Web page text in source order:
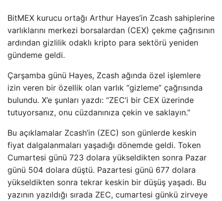
BitMEX kurucu ortağı Arthur Hayes’in Zcash sahiplerine
varlıklarını merkezi borsalardan (CEX) çekme çağrısının
ardından gizlilik odaklı kripto para sektörü yeniden
gündeme geldi.
Çarşamba günü Hayes, Zcash ağında özel işlemlere
izin veren bir özellik olan varlık “gizleme” çağrısında
bulundu. X’e şunları yazdı: “ZEC’i bir CEX üzerinde
tutuyorsanız, onu cüzdanınıza çekin ve saklayın.”
Bu açıklamalar Zcash’in (ZEC) son günlerde keskin
fiyat dalgalanmaları yaşadığı dönemde geldi. Token
Cumartesi günü 723 dolara yükseldikten sonra Pazar
günü 504 dolara düştü. Pazartesi günü 677 dolara
yükseldikten sonra tekrar keskin bir düşüş yaşadı. Bu
yazının yazıldığı sırada ZEC, cumartesi günkü zirveye